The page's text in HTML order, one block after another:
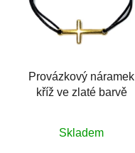
Provázkový náramek
kříž ve zlaté barvě
hodnocení
Skladem